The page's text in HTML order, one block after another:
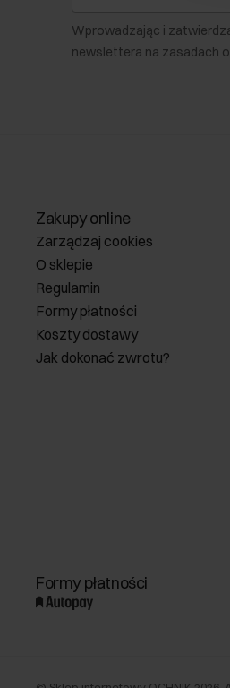
Wprowadzając i
newslettera na zasadach
Zakupy online
Zarządzaj cookies
O sklepie
Regulamin
Formy płatności
Koszty dostawy
Jak dokonać zwrotu?
Formy płatności